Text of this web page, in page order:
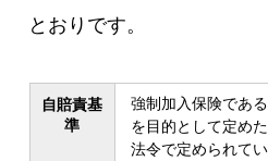
とおりです。
自賠責基
準
強制加入保険であ
を目的として定めた
法令で定められて